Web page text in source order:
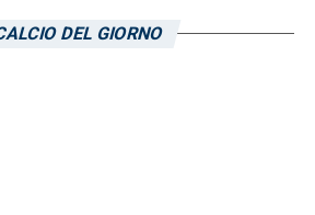
DEL GIORNO